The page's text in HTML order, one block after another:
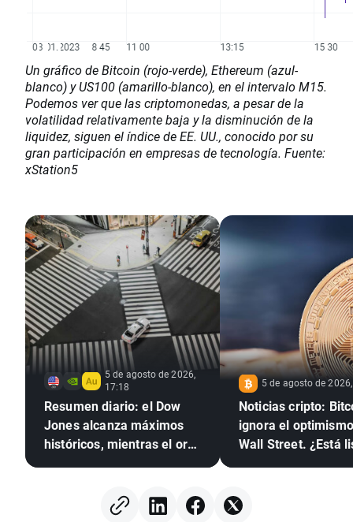
Un gráfico de Bitcoin (rojo-verde), Ethereum (azul-
blanco) y US100 (amarillo-blanco), en el intervalo M15.
Podemos ver que las criptomonedas, a pesar de la
volatilidad relativamente baja y la disminución de la
liquidez, siguen el índice de EE. UU., conocido por su
gran participación en empresas de tecnología. Fuente:
xStation5
5 de agosto de 2026,
17:18
Resumen diario: el Dow
Jones alcanza máximos
históricos, mientras el oro
acuerdo entre EE. UU. e
5 de agosto de
Noticias cripto:
ignora el
Wall Street. ¿Está
criptomonedas?